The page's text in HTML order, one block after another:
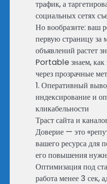
трафик, а
социальных сетях
Но вообразите: ваш
первую страницу за
объявлений растет
Portable знаем, как
через прозрачные
1. Оперативный
индексирование и
кликабельности
Траст сайта и
Доверие — это
вашего ресурса для
его повышения
Оптимизация под
работа менее 3 сек,